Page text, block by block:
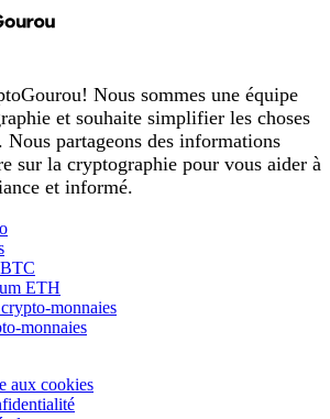
Nous sommes une équipe
et souhaite simplifier les choses
partageons des informations
sur la cryptographie pour vous aider à
et informé.
ETH
monnaies
monnaies
aux cookies